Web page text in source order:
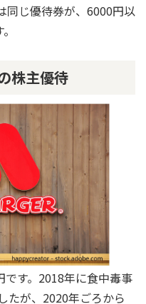
同じ優待券が、6000円以
株主優待
す。2018年に食中毒事
たが、2020年ごろから